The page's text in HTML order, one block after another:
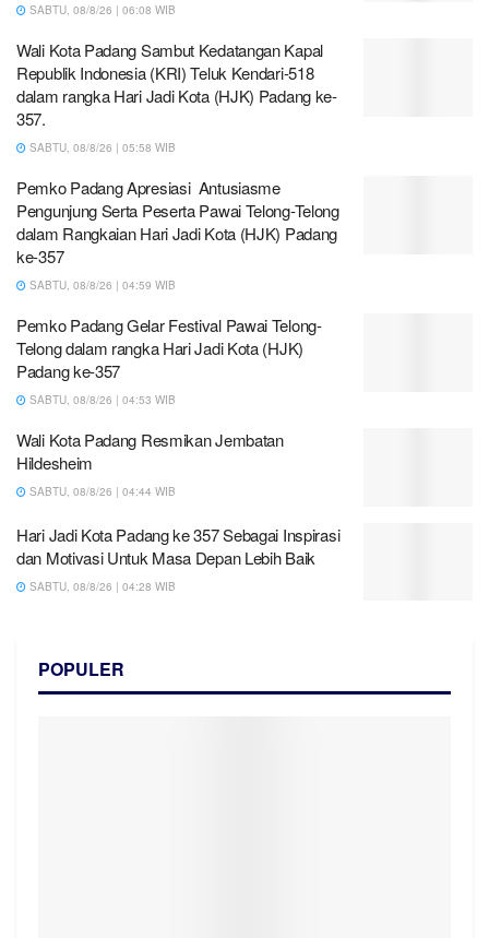
SABTU, 08/8/26 | 06:08 WIB
Wali Kota Padang Sambut Kedatangan Kapal
Republik Indonesia (KRI) Teluk Kendari-518
dalam rangka Hari Jadi Kota (HJK) Padang ke-
357.
SABTU, 08/8/26 | 05:58 WIB
Pemko Padang Apresiasi Antusiasme
Pengunjung Serta Peserta Pawai Telong-Telong
dalam Rangkaian Hari Jadi Kota (HJK) Padang
ke-357
SABTU, 08/8/26 | 04:59 WIB
Pemko Padang Gelar Festival Pawai Telong-
Telong dalam rangka Hari Jadi Kota (HJK)
Padang ke-357
SABTU, 08/8/26 | 04:53 WIB
Wali Kota Padang Resmikan Jembatan
Hildesheim
SABTU, 08/8/26 | 04:44 WIB
Hari Jadi Kota Padang ke 357 Sebagai Inspirasi
dan Motivasi Untuk Masa Depan Lebih Baik
SABTU, 08/8/26 | 04:28 WIB
POPULER